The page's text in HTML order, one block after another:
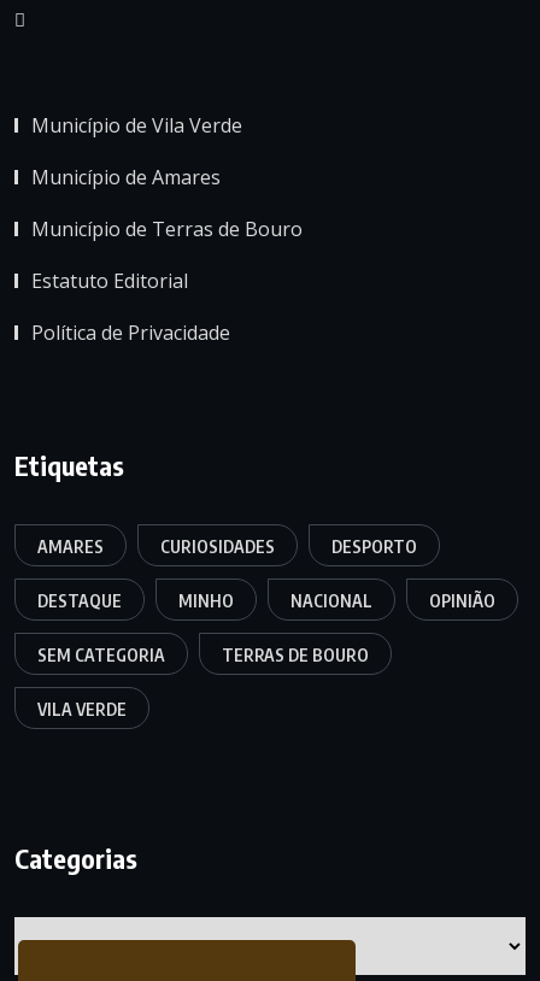
Município de Vila Verde
Município de Amares
Município de Terras de Bouro
Estatuto Editorial
Política de Privacidade
Etiquetas
AMARES CURIOSIDADES DESPORTO
DESTAQUE MINHO NACIONAL OPINIÃO
SEM CATEGORIA TERRAS DE BOURO
VILA VERDE
Categorias